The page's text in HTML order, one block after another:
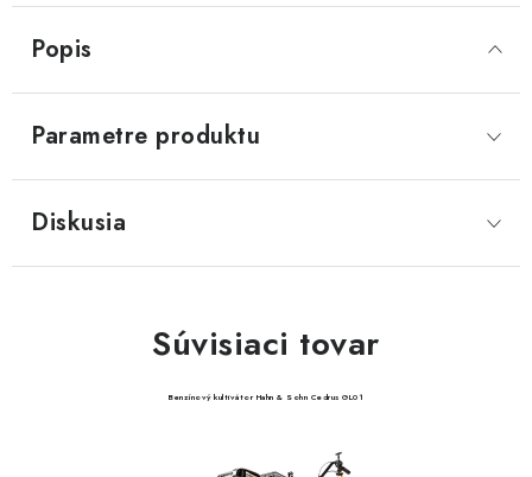
Popis
Parametre produktu
Diskusia
Súvisiaci tovar